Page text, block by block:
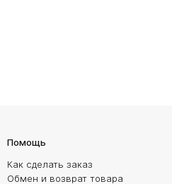
Помощь
Как сделать заказ
Обмен и возврат товара